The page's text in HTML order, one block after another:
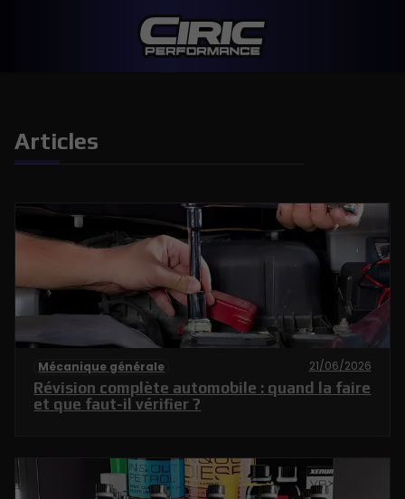
Articles
Mécanique générale 21/06/2026
Révision complète automobile : quand la faire
et que faut-il vérifier ?